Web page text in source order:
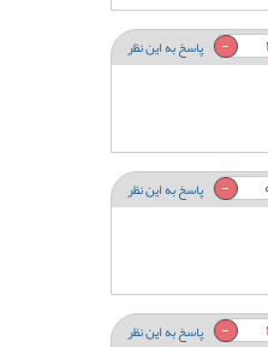
پاسخ به این نظر
پاسخ به این نظر
پاسخ به این نظر